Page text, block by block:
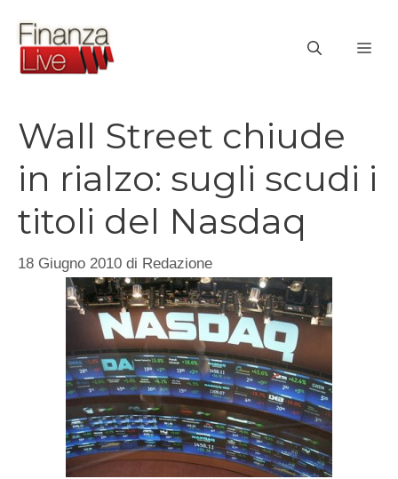
contenuto
Wall Street chiude
in rialzo: sugli scudi i
titoli del Nasdaq
18 Giugno 2010 di Redazione